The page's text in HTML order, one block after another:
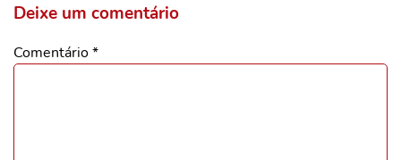
Deixe um comentário
Comentário*